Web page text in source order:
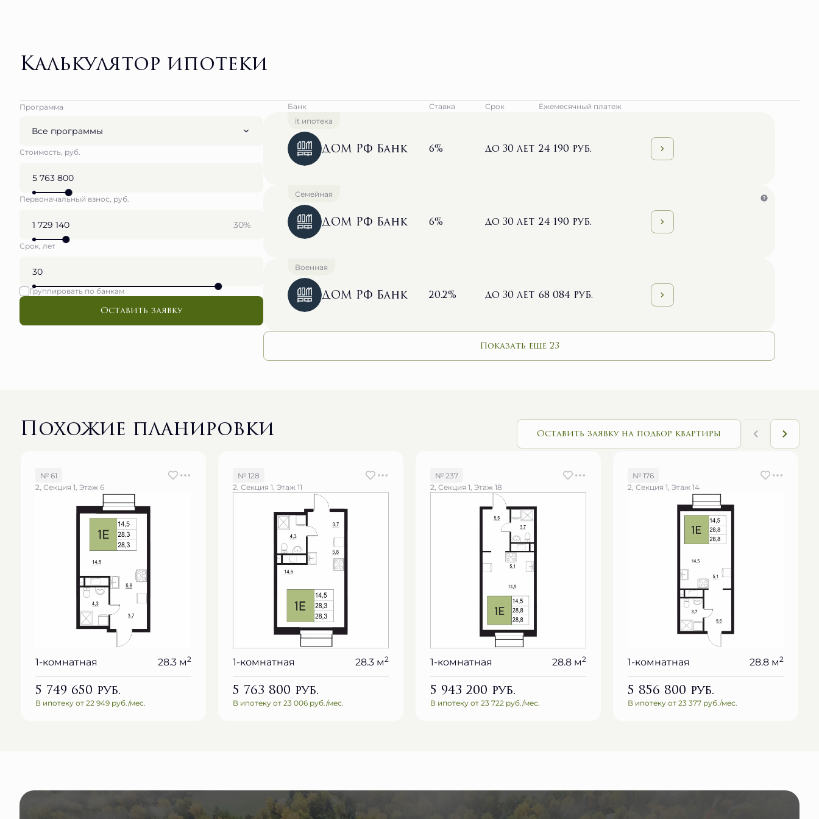
Калькулятор ипотеки
Программа
Все программы
Стоимость, руб.
Первоначальный взнос, руб.
30%
Срок, лет
Группировать по банкам
Оставить заявку
Банк Ставка Срок
Ежемесячный платеж
it ипотека
ДОМ РФ Банк 6% до 30 лет 24 190 руб.
Семейная
ДОМ РФ Банк 6% до 30 лет 24 190 руб.
Военная
ДОМ РФ Банк 20.2% до 30 лет 68 084 руб.
Показать еще 23
Похожие планировки Оставить заявку на подбор квартиры
№ 61
2, Секция 1, Этаж 6
1-комнатная 28.3 м2
5 749 650 руб.
В ипотеку от 22 949 руб./мес.
№ 128
2, Секция 1, Этаж 11
1-комнатная 28.3 м2
5 763 800 руб.
В ипотеку от 23 006 руб./мес.
№ 237
2, Секция 1, Этаж 18
1-комнатная 28.8 м2
5 943 200 руб.
В ипотеку от 23 722 руб./мес.
№ 176
2, Секция 1, Этаж 14
1-комнатная 28.8 м2
5 856 800 руб.
В ипотеку от 23 377 руб./мес.